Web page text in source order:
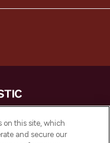
online
met de
on this site, which
and secure our